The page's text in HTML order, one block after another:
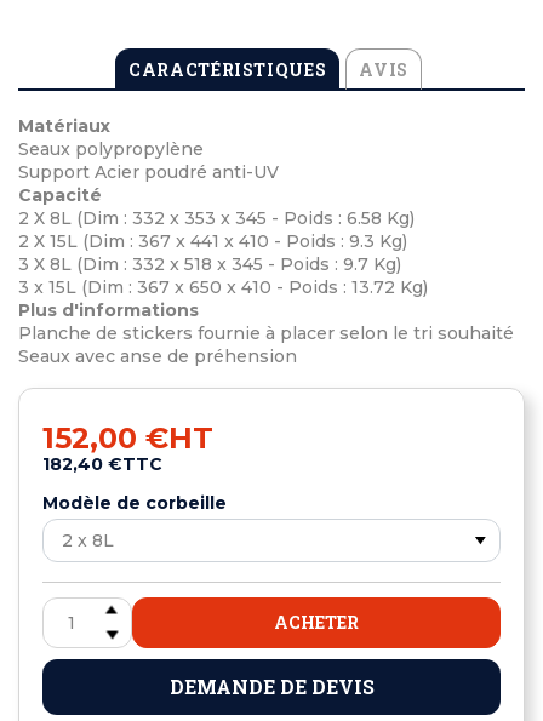
CARACTÉRISTIQUES AVIS
Matériaux
Seaux polypropylène
Support Acier poudré anti-UV
Capacité
2 X 8L (Dim : 332 x 353 x 345 - Poids : 6.58 Kg)
2 X 15L (Dim : 367 x 441 x 410 - Poids : 9.3 Kg)
3 X 8L (Dim : 332 x 518 x 345 - Poids : 9.7 Kg)
3 x 15L (Dim : 367 x 650 x 410 - Poids : 13.72 Kg)
Plus d'informations
Planche de stickers fournie à placer selon le tri souhaité
Seaux avec anse de préhension
152,00 €HT
182,40 €TTC
Modèle de corbeille
ACHETER
DEMANDE DE DEVIS